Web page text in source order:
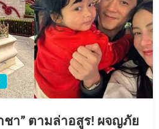
า” ตามล่าอสูร! ผจญภัย